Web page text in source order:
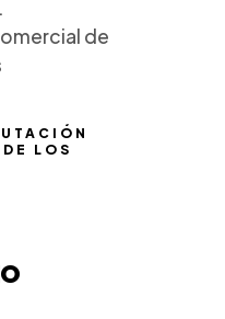
LOS
de